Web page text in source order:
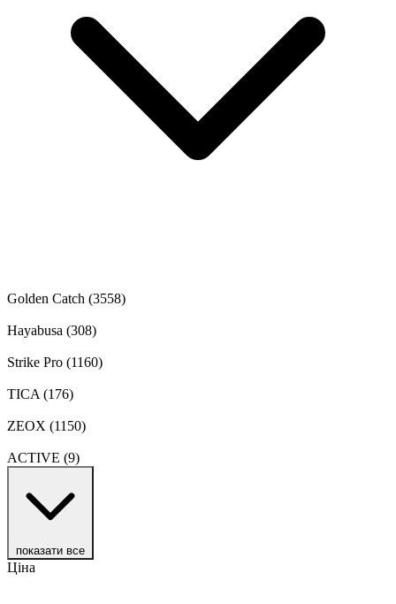
Golden Catch (3558)
Hayabusa (308)
Strike Pro (1160)
TICA (176)
ZEOX (1150)
ACTIVE (9)
показати все
Ціна